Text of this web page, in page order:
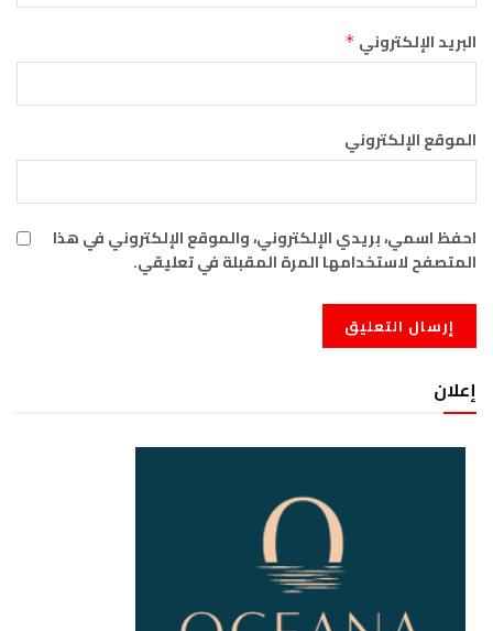
البريد الإلكتروني *
الموقع الإلكتروني
احفظ اسمي، بريدي الإلكتروني، والموقع الإلكتروني في هذا
المتصفح لاستخدامها المرة المقبلة في تعليقي.
إعلان